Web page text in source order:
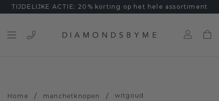
TIJDELIJKE ACTIE: 20% korting op het hele assortiment
Home / manchetknopen / witgoud